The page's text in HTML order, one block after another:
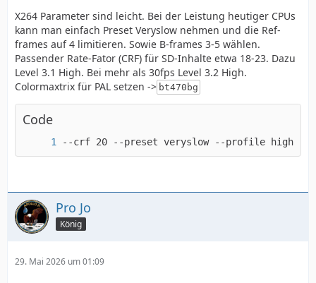
X264 Parameter sind leicht. Bei der Leistung heutiger CPUs
kann man einfach Preset Veryslow nehmen und die Ref-
frames auf 4 limitieren. Sowie B-frames 3-5 wählen.
Passender Rate-Fator (CRF) für SD-Inhalte etwa 18-23. Dazu
Level 3.1 High. Bei mehr als 30fps Level 3.2 High.
Colormaxtrix für PAL setzen -> bt470bg
Code
--crf 20 --preset veryslow --profile high --
Pro Jo
König
29. Mai 2026 um 01:09